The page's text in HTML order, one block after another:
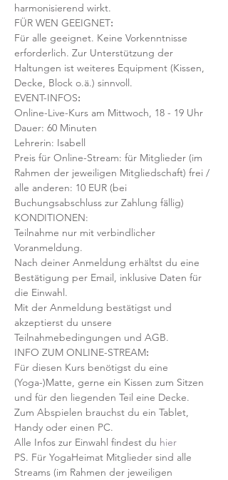
harmonisierend wirkt.
FÜR WEN GEEIGNET:
Für alle geeignet. Keine Vorkenntnisse
erforderlich. Zur Unterstützung der
Haltungen ist weiteres Equipment (Kissen,
Decke, Block o.ä.) sinnvoll.
EVENT-INFOS:
Online-Live-Kurs am Mittwoch, 18 - 19 Uhr
Dauer: 60 Minuten
Lehrerin: Isabell
Preis für Online-Stream: für Mitglieder (im
Rahmen der jeweiligen Mitgliedschaft) frei /
alle anderen: 10 EUR (bei
Buchungsabschluss zur Zahlung fällig)
KONDITIONEN:
Teilnahme nur mit verbindlicher
Voranmeldung.
Nach deiner Anmeldung erhältst du eine
Bestätigung per Email, inklusive Daten für
die Einwahl.
Mit der Anmeldung bestätigst und
akzeptierst du unsere
Teilnahmebedingungen und AGB.
INFO ZUM ONLINE-STREAM:
Für diesen Kurs benötigst du eine
(Yoga-)Matte, gerne ein Kissen zum Sitzen
und für den liegenden Teil eine Decke.
Zum Abspielen brauchst du ein Tablet,
Handy oder einen PC.
Alle Infos zur Einwahl findest du hier
PS. Für YogaHeimat Mitglieder sind alle
Streams (im Rahmen der jeweiligen